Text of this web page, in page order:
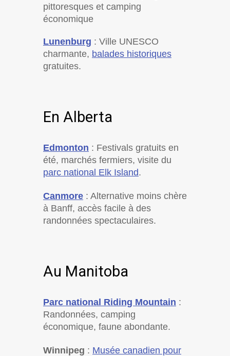
pittoresques et camping
économique
Lunenburg : Ville UNESCO
charmante, balades historiques
gratuites.
En Alberta
Edmonton : Festivals gratuits en
été, marchés fermiers, visite du
parc national Elk Island.
Canmore : Alternative moins chère
à Banff, accès facile à des
randonnées spectaculaires.
Au Manitoba
Parc national Riding Mountain :
Randonnées, camping
économique, faune abondante.
Winnipeg : Musée canadien pour